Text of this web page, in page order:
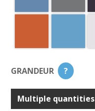
GRANDEUR ?
Multiple quantities